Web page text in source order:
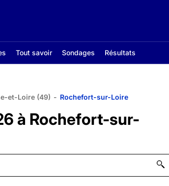
Tout savoir Sondages Résultats
et-Loire (49) - Rochefort-sur-Loire
à Rochefort-sur-